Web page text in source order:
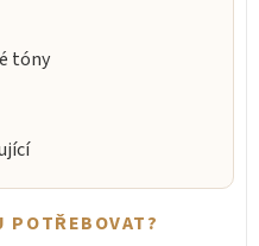
tóny
POTŘEBOVAT?